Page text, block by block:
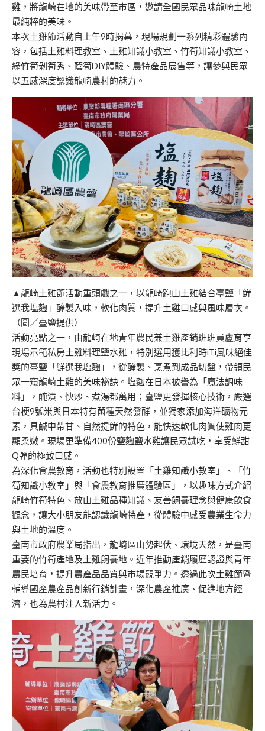
雞，將龍崎在地的美味帶至市區，邀請全國民眾品味龍崎土地
最純粹的美味。
本次土雞節活動自上午9時揭幕，現場規劃一系列精彩體驗內
容，包括土雞料理教室、土雞知識小教室、竹筍知識小教室、
綠竹筍剝筍秀、蔭筍DIY體驗、農特產品展售等，讓參與民眾
以五感深度認識龍崎農村的魅力。
▲龍崎土雞節活動重頭戲之一，以龍崎跑山土雞結合臺鹽「鮮
選我塩麴」醃製入味，軟化肉質，提升土雞口感與風味層次。
（圖／臺鹽提供）
活動亮點之一，由龍崎在地青年農民兼土雞產銷班班員盧育亨
現場示範私房土雞料理鹽水雞，特別選用獲比利時iTi風味絕佳
獎的臺鹽「鮮選我塩麴」，從醃製、烹煮到成品切盤，帶領民
眾一窺龍崎土雞的美味祕訣。塩麴在日本被譽為「魔法調味
料」，醃漬、快炒、煮湯都萬用；臺鹽更發揮核心技術，嚴選
台梗9號米與日本特有菌種天然發酵，並獨家添加海洋礦物元
素，具鹹中帶甘、自然提鮮的特色，能快速軟化肉質使雞肉更
顯柔嫩。現場更準備400份鹽麴鹽水雞讓民眾試吃，享受鮮甜
Q彈的極致口感。
為深化食農教育，活動也特別設置「土雞知識小教室」、「竹
筍知識小教室」與「食農教育推廣體驗區」，以趣味方式介紹
龍崎竹筍特色、放山土雞品種知識、友善飼養理念與健康飲食
觀念，讓大小朋友能認識龍崎特產，從體驗中感受農業生命力
與土地的溫度。
臺南市政府農業局指出，龍崎區山勢起伏、環境天然，是臺南
重要的竹筍產地及土雞飼養地。近年推動產銷履歷認證與青年
農民培育，提升農產品品質與市場競爭力。透過此次土雞節暨
輔導國產農產品創新行銷計畫，深化農產推廣、促進地方經
濟，也為農村注入新活力。